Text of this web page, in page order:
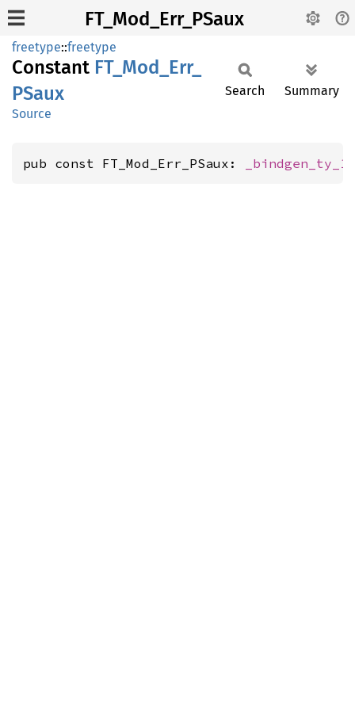
FT_Mod_Err_PSaux
freetype::freetype
Constant FT_ Mod_ Err_
PSaux
Source
Search Summary
pub const FT_Mod_Err_PSaux: _bindgen_ty_1